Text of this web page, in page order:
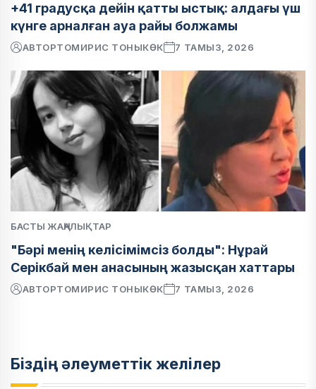
+41 градусқа дейін қатты ыстық: алдағы үш
күнге арналған ауа райы болжамы
АВТОРТОМИРИС ТОНЫКӨК 7 ТАМЫЗ, 2026
БАСТЫ ЖАҢАЛЫҚТАР
"Бәрі менің келісімімсіз болды": Нұрай
Серікбай мен анасының жазысқан хаттары
АВТОРТОМИРИС ТОНЫКӨК 7 ТАМЫЗ, 2026
Біздің әлеуметтік желілер